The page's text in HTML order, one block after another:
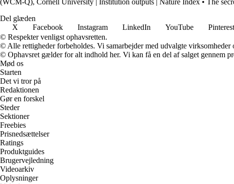
Del glæden
X
Facebook Instagram LinkedIn YouTube Pinterest
© Respekter venligst ophavsretten.
© Alle rettigheder forbeholdes. Vi samarbejder med udvalgte
© Ophavsret gælder for alt indhold her. Vi kan få en del af salget gennem
Mød os
Starten
Det vi tror på
Redaktionen
Gør en forskel
Steder
Sektioner
Freebies
Prisnedsættelser
Ratings
Produktguides
Brugervejledning
Videoarkiv
Oplysninger